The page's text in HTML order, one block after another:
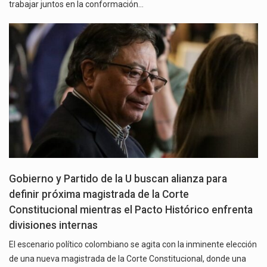
trabajar juntos en la conformación…
Gobierno y Partido de la U buscan alianza para
definir próxima magistrada de la Corte
Constitucional mientras el Pacto Histórico enfrenta
divisiones internas
El escenario político colombiano se agita con la inminente elección
de una nueva magistrada de la Corte Constitucional, donde una